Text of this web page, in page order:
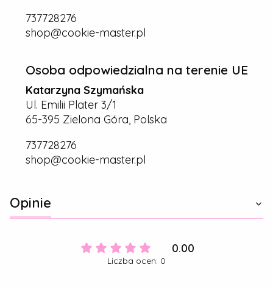
737728276
shop@cookie-master.pl
Osoba odpowiedzialna na terenie UE
Katarzyna Szymańska
Ul. Emilii Plater 3/1
65-395 Zielona Góra, Polska
737728276
shop@cookie-master.pl
Opinie
0.00
Liczba ocen: 0